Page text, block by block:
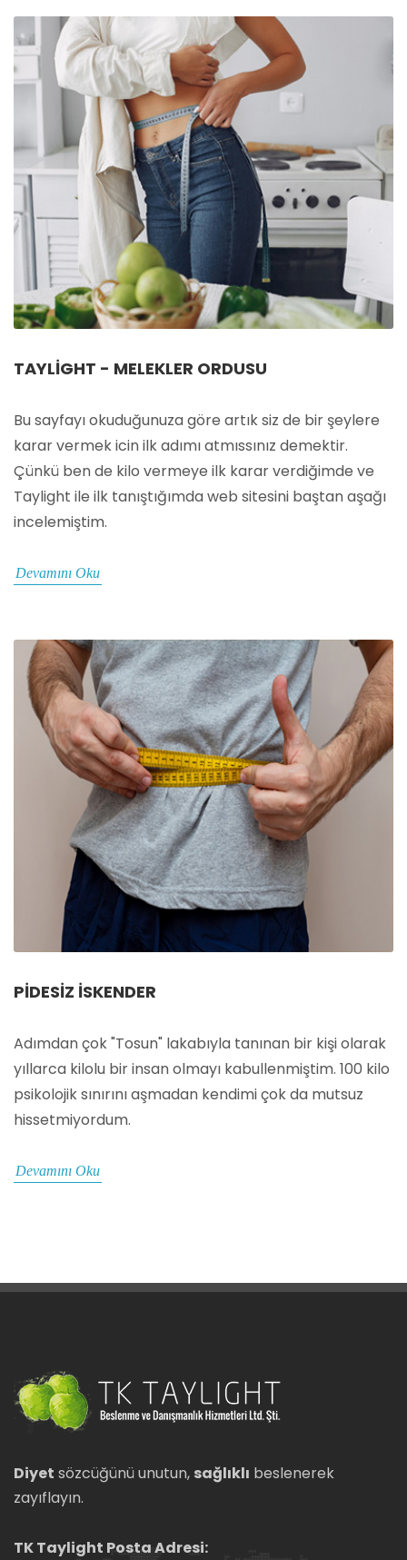
TAYLIGHT - MELEKLER ORDUSU
Bu sayfayı okuduğunuza göre artık siz de bir şeylere
karar vermek icin ilk adımı atmıssınız demektir.
Çünkü ben de kilo vermeye ilk karar verdiğimde ve
Taylight ile ilk tanıştığımda web sitesini baştan aşağı
incelemiştim.
Devamını Oku
PIDESIZ İSKENDER
Adımdan çok "Tosun" lakabıyla tanınan bir kişi olarak
yıllarca kilolu bir insan olmayı kabullenmiştim. 100 kilo
psikolojik sınırını aşmadan kendimi çok da mutsuz
hissetmiyordum.
Devamını Oku
Diyet sözcüğünü unutun, sağlıklı beslenerek
zayıflayın.
TK Taylight Posta Adresi: